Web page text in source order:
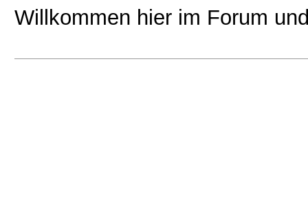
Willkommen hier im Forum